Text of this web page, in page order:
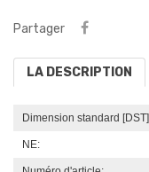
Partager
LA DESCRIPTION
Dimension standard [DST]
NE: